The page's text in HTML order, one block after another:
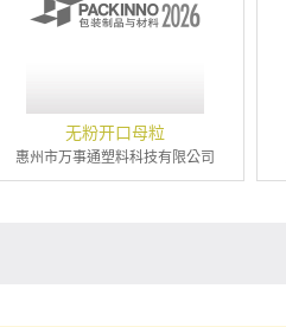
无粉开口母粒
惠州市万事通塑料科技有限公司